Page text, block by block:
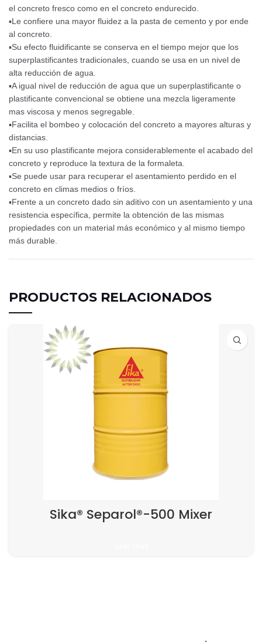
el concreto fresco como en el concreto endurecido.
▪Le confiere una mayor fluidez a la pasta de cemento y por ende
al concreto.
▪Su efecto fluidificante se conserva en el tiempo mejor que los
superplastificantes tradicionales, cuando se usa en un nivel de
alta reducción de agua.
▪A igual nivel de reducción de agua que un superplastificante o
plastificante convencional se obtiene una mezcla ligeramente
mas viscosa y menos segregable.
▪Facilita el bombeo y colocación del concreto a mayores alturas y
distancias.
▪En su uso plastificante mejora considerablemente el acabado del
concreto y reproduce la textura de la formaleta.
▪Se puede usar para recuperar el asentamiento perdido en el
concreto en climas medios o fríos.
▪Frente a un concreto dado sin aditivo con un asentamiento y una
resistencia específica, permite la obtención de las mismas
propiedades con un material más económico y al mismo tiempo
más durable.
PRODUCTOS RELACIONADOS
Sika® Separol®-500 Mixer